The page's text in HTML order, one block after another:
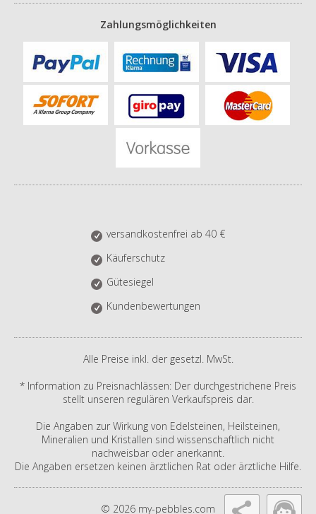
Zahlungsmöglichkeiten
versandkostenfrei ab 40 €
Käuferschutz
Gütesiegel
Kundenbewertungen
Alle Preise inkl. der gesetzl. MwSt.
* Information zu Preisnachlässen: Der durchgestrichene Preis
stellt unseren regulären Verkaufspreis dar.
Die Angaben zur Wirkung von Edelsteinen, Heilsteinen,
Mineralien und Kristallen sind wissenschaftlich nicht
nachweisbar oder anerkannt.
Die Angaben ersetzen keinen ärztlichen Rat oder ärztliche Hilfe.
© 2026 my-pebbles.com